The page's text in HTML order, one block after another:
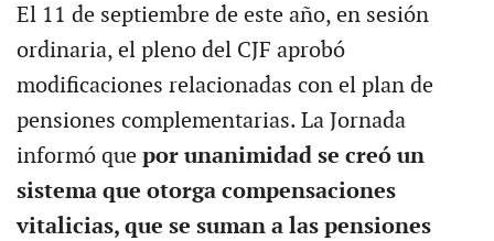
El 11 de septiembre de este año, en sesión
ordinaria, el pleno del CJF aprobó
modificaciones relacionadas con el plan de
pensiones complementarias. La Jornada
informó que por unanimidad se creó un
sistema que otorga compensaciones
vitalicias, que se suman a las pensiones